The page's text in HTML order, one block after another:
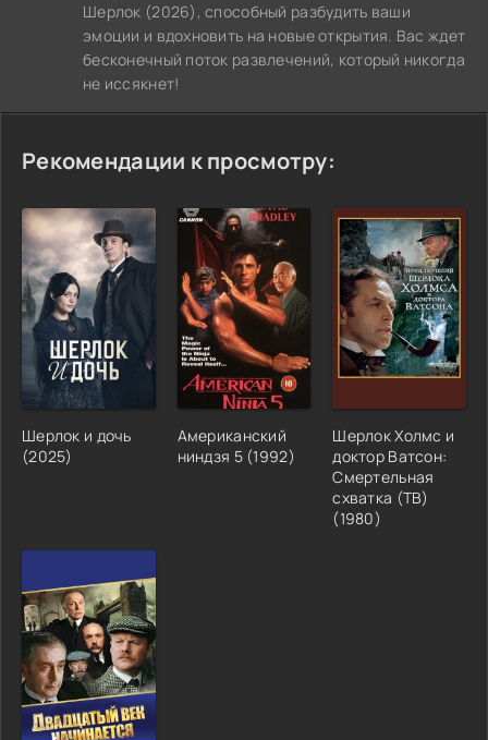
Шерлок (2026), способный разбудить ваши
эмоции и вдохновить на новые открытия. Вас ждет
бесконечный поток развлечений, который никогда
не иссякнет!
Рекомендации к просмотру:
Шерлок и дочь
(2025)
Американский
ниндзя 5 (1992)
Шерлок Холмс и
доктор Ватсон:
Смертельная
схватка (ТВ)
(1980)